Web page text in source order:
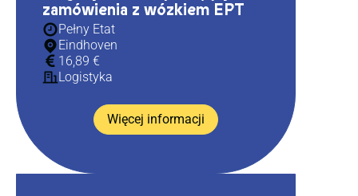
zamówienia z wózkiem EPT
Pełny Etat
Eindhoven
16,89 €
Logistyka
Więcej informacji